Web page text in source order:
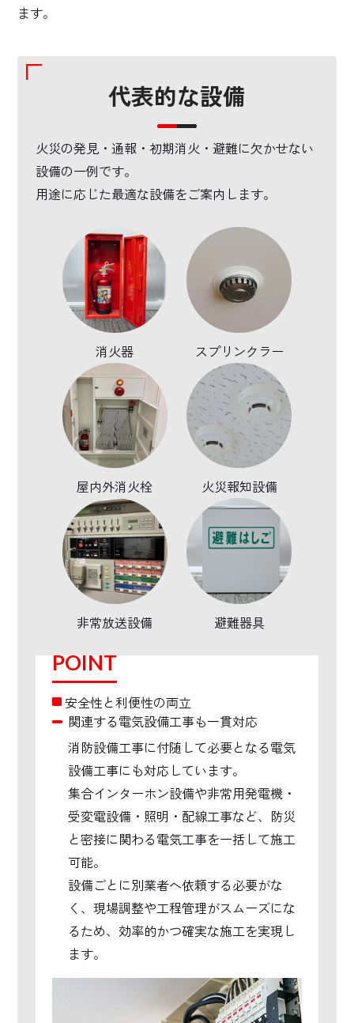
ます。
代表的な設備
火災の発見・通報・初期消火・避難に欠かせない
設備の一例です。
用途に応じた最適な設備をご案内します。
消火器 スプリンクラー
屋内外消火栓 火災報知設備
非常放送設備 避難器具
POINT
安全性と利便性の両立
関連する電気設備工事も一貫対応
消防設備工事に付随して必要となる電気
設備工事にも対応しています。
集合インターホン設備や非常用発電機・
受変電設備・照明・配線工事など、防災
と密接に関わる電気工事を一括して施工
可能。
設備ごとに別業者へ依頼する必要がな
く、現場調整や工程管理がスムーズにな
るため、効率的かつ確実な施工を実現し
ます。